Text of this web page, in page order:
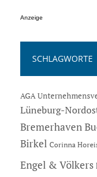
Anzeige
SCHLAGWORTE
AGA
Lüneburg-
Bremerhaven
Birkel Corinna
Engel & Völkers